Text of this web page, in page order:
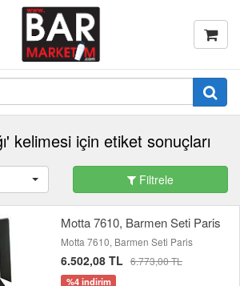
kelimesi için etiket sonuçları
Filtrele
Motta 7610, Barmen Seti Paris
Motta 7610, Barmen Seti Paris
6.502,08 TL 6.773,00 TL
%4 indirim